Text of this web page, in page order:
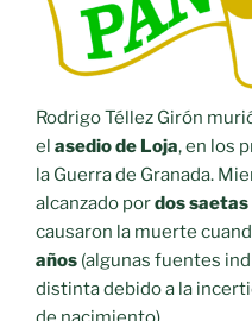
Rodrigo Téllez Girón
el asedio de Loja, en los
la Guerra de Granada.
alcanzado pordos
causaron la muerte
años (algunas fuentes
distinta debido a la